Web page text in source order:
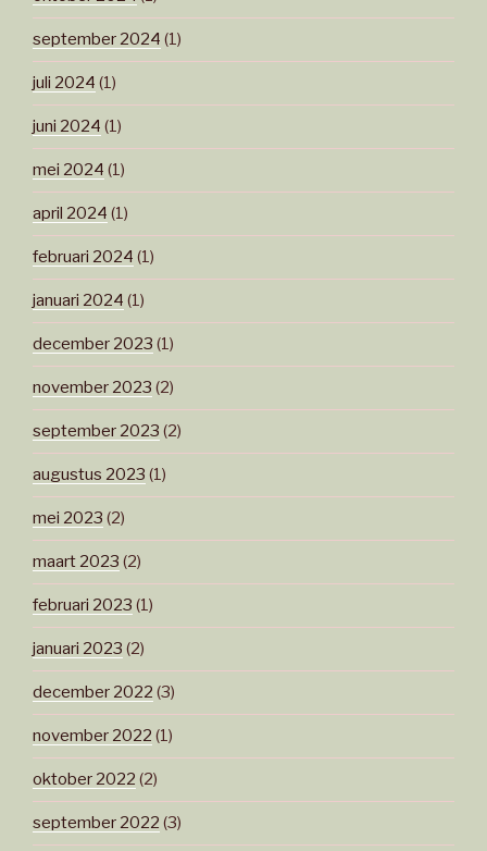
september 2024 (1)
juli 2024 (1)
juni 2024 (1)
mei 2024 (1)
april 2024 (1)
februari 2024 (1)
januari 2024 (1)
december 2023 (1)
november 2023 (2)
september 2023 (2)
augustus 2023 (1)
mei 2023 (2)
maart 2023 (2)
februari 2023 (1)
januari 2023 (2)
december 2022 (3)
november 2022 (1)
oktober 2022 (2)
september 2022 (3)